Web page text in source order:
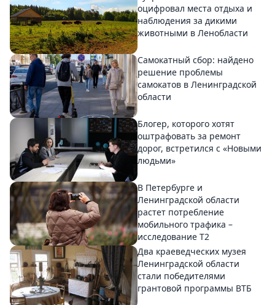
оцифровал места отдыха и
наблюдения за дикими
животными в Ленобласти
Самокатный сбор: найдено
решение проблемы
самокатов в Ленинградской
области
Блогер, которого хотят
оштрафовать за ремонт
дорог, встретился с «Новыми
людьми»
В Петербурге и
Ленинградской области
растет потребление
мобильного трафика –
исследование T2
Два краеведческих музея
Ленинградской области
стали победителями
грантовой программы ВТБ